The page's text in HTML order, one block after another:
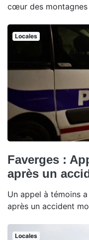
cœur des montagnes
Locales
Faverges :
après un
Un appel à témoins
après un accident
Locales